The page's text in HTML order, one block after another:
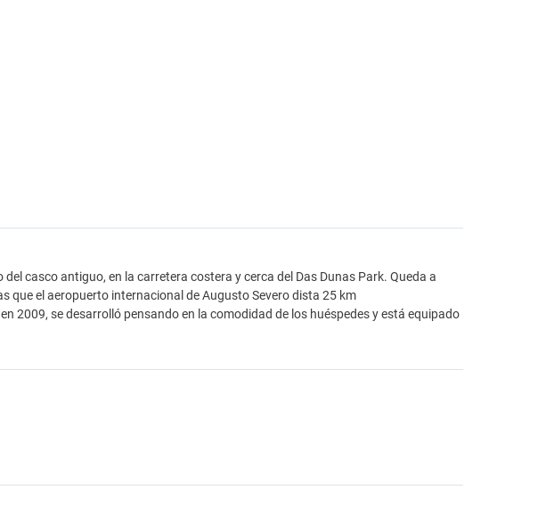
casco antiguo, en la carretera costera y cerca del Das Dunas Park. Queda a
que el aeropuerto internacional de Augusto Severo dista 25 km
2009, se desarrolló pensando en la comodidad de los huéspedes y está equipado